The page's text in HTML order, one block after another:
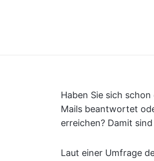
Haben Sie sich
Mails beantwortet
erreichen? Damit
Laut einer Umfrage